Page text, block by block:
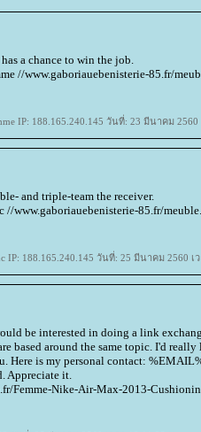
a chance to win the job.
//www.gaboriauebenisterie-85.fr/
IP: 188.165.240.145 วันที่: 23 มีนาคม
and triple-team the receiver.
//www.gaboriauebenisterie-85.fr/
IP: 188.165.240.145 วันที่: 25 มีนาคม 2560 เ
be interested in doing a link
based around the same topic. I'd
Here is my personal contact:
Appreciate it.
Femme-Nike-Air-Max-2013-